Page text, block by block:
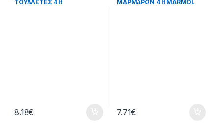
ΤΟΥΑΛΕΤΕΣ 4 lt
8.18€
ΜΑΡΜΑΡΩΝ 4 lt MARMOL
7.71€